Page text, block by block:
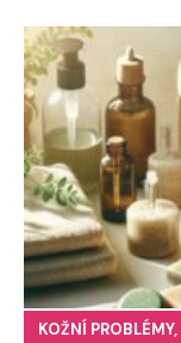
KOŽNÍ PROBLÉMY,